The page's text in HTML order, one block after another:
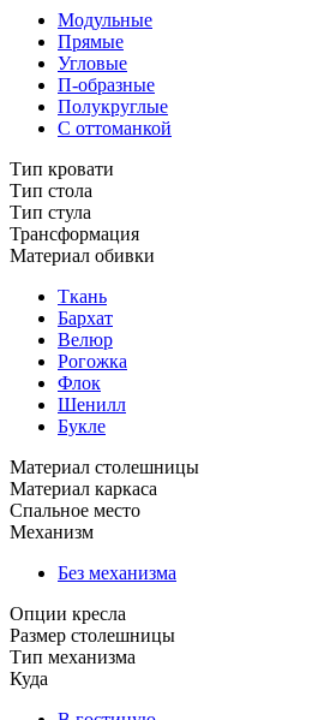
Модульные
Прямые
Угловые
П-образные
Полукруглые
С оттоманкой
Тип кровати
Тип стола
Тип стула
Трансформация
Материал обивки
Ткань
Бархат
Велюр
Рогожка
Флок
Шенилл
Букле
Материал столешницы
Материал каркаса
Спальное место
Механизм
Без механизма
Опции кресла
Размер столешницы
Тип механизма
Куда